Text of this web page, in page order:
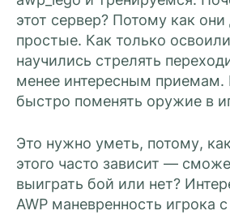
этот сервер? Потому как
простые. Как только
научились стрелять
менее интересным приемам.
быстро поменять оружие в
Это нужно уметь, потому,
этого часто зависит —
выиграть бой или нет?
AWP маневренность игрока